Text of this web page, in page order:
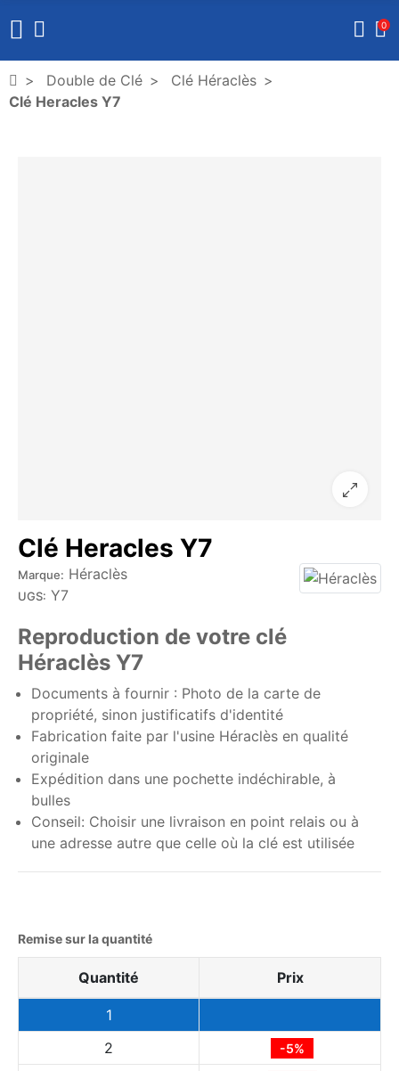
0
Double de Clé
Clé Héraclès
Clé Heracles Y7
Clé Heracles Y7
Marque: Héraclès
UGS: Y7
Reproduction de votre clé
Héraclès Y7
Documents à fournir : Photo de la carte de
propriété, sinon justificatifs d'identité
Fabrication faite par l'usine Héraclès en qualité
originale
Expédition dans une pochette indéchirable, à
bulles
Conseil: Choisir une livraison en point relais ou à
une adresse autre que celle où la clé est utilisée
Remise sur la quantité
Quantité Prix
1
2
-5%